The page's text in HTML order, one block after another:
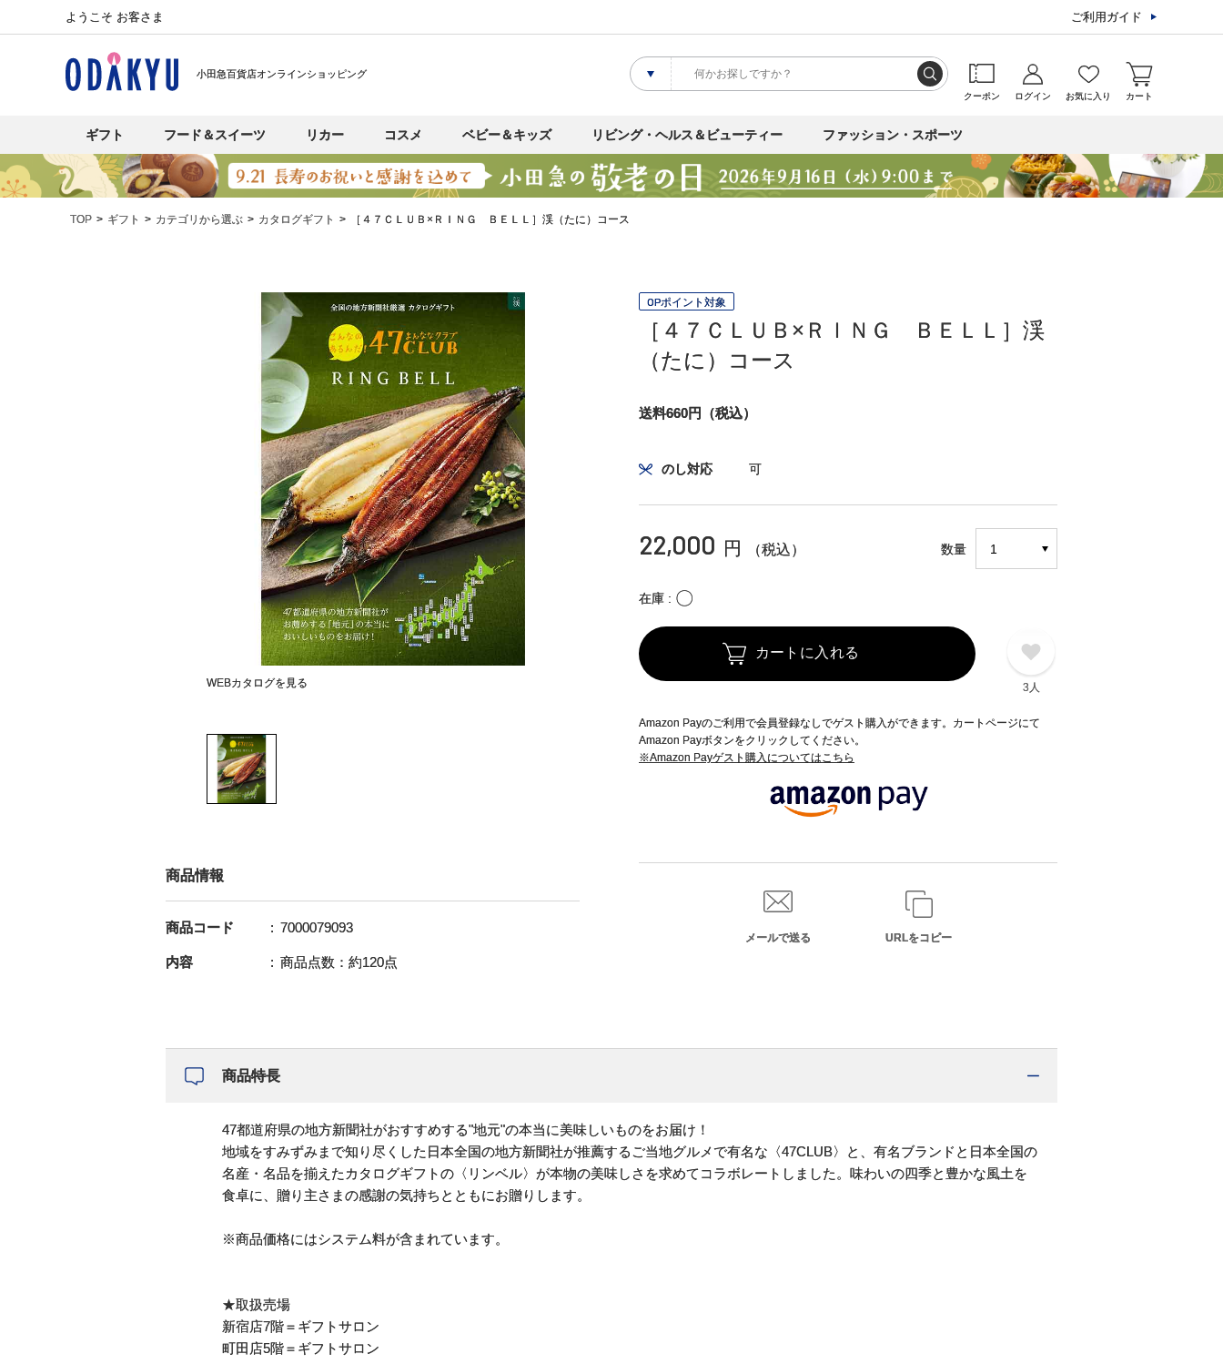
ようこそ お客さま ご利用ガイド
小田急百貨店オンラインショッピング
クーポン ログイン お気に入り カート
ギフト フード＆スイーツ リカー コスメ ベビー＆キッズ リビング・ヘルス＆ビューティー ファッション・スポーツ
TOP ギフト カテゴリから選ぶ カタログギフト ［４７ＣＬＵＢ×ＲＩＮＧ ＢＥＬＬ］渓（たに）コース
WEBカタログを見る
OPポイント対象
［４７ＣＬＵＢ×ＲＩＮＧ ＢＥＬＬ］渓
（たに）コース
送料660円（税込）
のし対応 可
22,000 円 （税込） 数量
在庫 〇
カートに入れる
3人
Amazon Payのご利用で会員登録なしでゲスト購入ができます。カートページにて
Amazon Payボタンをクリックしてください。
※Amazon Payゲスト購入についてはこちら
メールで送る URLをコピー
商品情報
商品コード 7000079093
内容 商品点数：約120点
商品特長
47都道府県の地方新聞社がおすすめする"地元"の本当に美味しいものをお届け！
地域をすみずみまで知り尽くした日本全国の地方新聞社が推薦するご当地グルメで有名な〈47CLUB〉と、有名ブランドと日本全国の
名産・名品を揃えたカタログギフトの〈リンベル〉が本物の美味しさを求めてコラボレートしました。味わいの四季と豊かな風土を
食卓に、贈り主さまの感謝の気持ちとともにお贈りします。
※商品価格にはシステム料が含まれています。
★取扱売場
新宿店7階＝ギフトサロン
町田店5階＝ギフトサロン